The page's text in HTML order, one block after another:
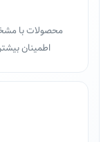
محصولات با
اطمینان